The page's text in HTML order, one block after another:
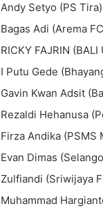
Andy Setyo (PS Tira)
Bagas Adi (Arema
RICKY FAJRIN (BALI
I Putu Gede
Gavin Kwan Adsit
Rezaldi Hehanusa
Firza Andika (PSMS
Evan Dimas
Zulfiandi (Sriwijaya
Muhammad